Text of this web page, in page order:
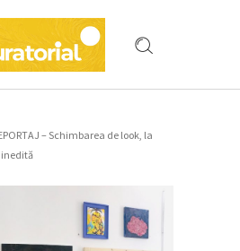
– Schimbarea de look, la
inedită